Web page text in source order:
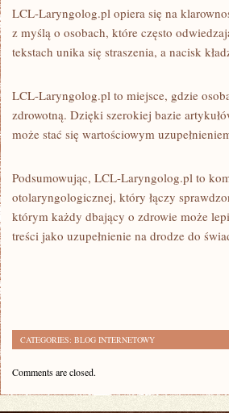
LCL-Laryngolog.pl opiera się na
z myślą o osobach, które często
tekstach unika się straszenia, a nacisk
LCL-Laryngolog.pl to miejsce, gdzie
zdrowotną. Dzięki szerokiej bazie
może stać się wartościowym
Podsumowując, LCL-Laryngolog.pl to
otolaryngologicznej, który łączy
którym każdy dbający o zdrowie może
treści jako uzupełnienie na drodze do
CATEGORIES: BLOG INTERNETOWY
Comments are closed.